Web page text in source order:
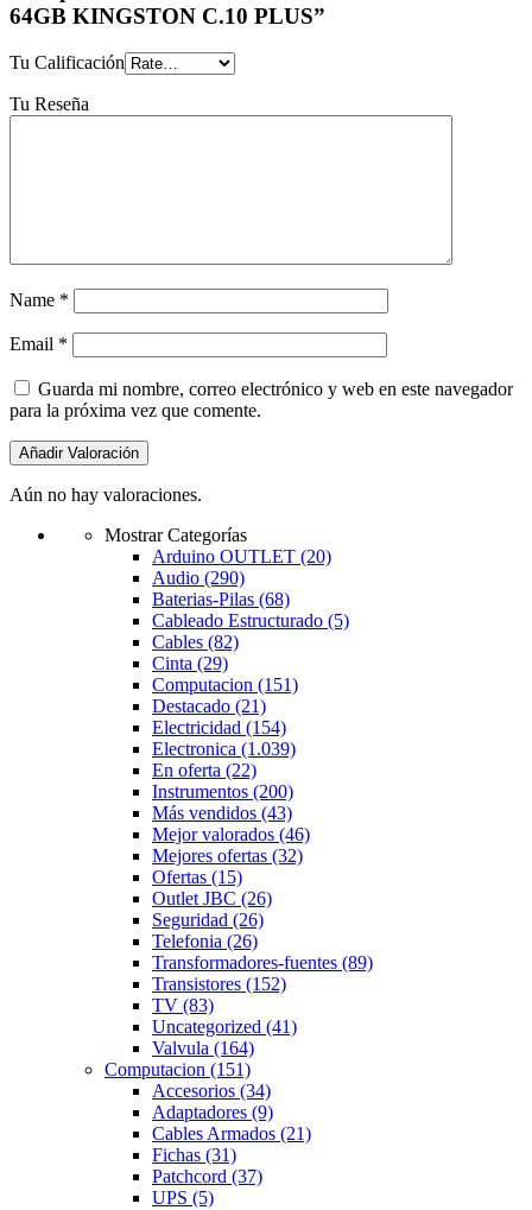
64GB KINGSTON C.10 PLUS”
Tu Calificación
Tu Reseña
Name *
Email *
Guarda mi nombre, correo electrónico y web en este navegador
para la próxima vez que comente.
Aún no hay valoraciones.
Mostrar Categorías
Arduino OUTLET (20)
Audio (290)
Baterias-Pilas (68)
Cableado Estructurado (5)
Cables (82)
Cinta (29)
Computacion (151)
Destacado (21)
Electricidad (154)
Electronica (1.039)
En oferta (22)
Instrumentos (200)
Más vendidos (43)
Mejor valorados (46)
Mejores ofertas (32)
Ofertas (15)
Outlet JBC (26)
Seguridad (26)
Telefonia (26)
Transformadores-fuentes (89)
Transistores (152)
TV (83)
Uncategorized (41)
Valvula (164)
Computacion (151)
Accesorios (34)
Adaptadores (9)
Cables Armados (21)
Fichas (31)
Patchcord (37)
UPS (5)